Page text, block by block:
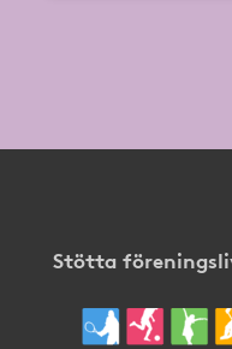
Stötta